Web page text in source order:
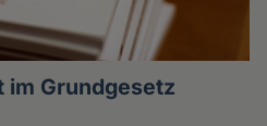
Grundgesetz